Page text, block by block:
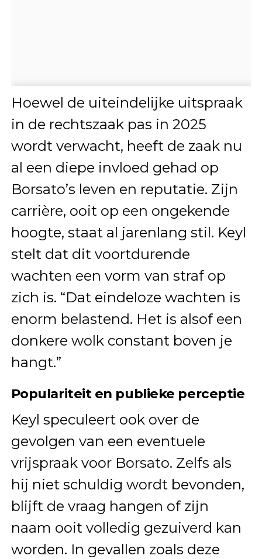
Hoewel de uiteindelijke uitspraak
in de rechtszaak pas in 2025
wordt verwacht, heeft de zaak nu
al een diepe invloed gehad op
Borsato’s leven en reputatie. Zijn
carrière, ooit op een ongekende
hoogte, staat al jarenlang stil. Keyl
stelt dat dit voortdurende
wachten een vorm van straf op
zich is. “Dat eindeloze wachten is
enorm belastend. Het is alsof een
donkere wolk constant boven je
hangt.”
Populariteit en publieke perceptie
Keyl speculeert ook over de
gevolgen van een eventuele
vrijspraak voor Borsato. Zelfs als
hij niet schuldig wordt bevonden,
blijft de vraag hangen of zijn
naam ooit volledig gezuiverd kan
worden. In gevallen zoals deze